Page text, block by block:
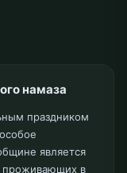
намаза
праздником
является
проживающих в